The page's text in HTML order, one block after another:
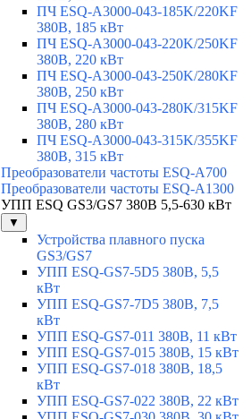
ПЧ ESQ-A3000-043-185K/220KF
380В, 185 кВт
ПЧ ESQ-A3000-043-220K/250KF
380В, 220 кВт
ПЧ ESQ-A3000-043-250K/280KF
380В, 250 кВт
ПЧ ESQ-A3000-043-280K/315KF
380В, 280 кВт
ПЧ ESQ-A3000-043-315K/355KF
380В, 315 кВт
Преобразователи частоты ESQ-A700
Преобразователи частоты ESQ-A1300
УПП ESQ GS3/GS7 380В 5,5-630 кВт
▼
Устройства плавного пуска
GS3/GS7
УПП ESQ-GS7-5D5 380В, 5,5
кВт
УПП ESQ-GS7-7D5 380В, 7,5
кВт
УПП ESQ-GS7-011 380В, 11 кВт
УПП ESQ-GS7-015 380В, 15 кВт
УПП ESQ-GS7-018 380В, 18,5
кВт
УПП ESQ-GS7-022 380В, 22 кВт